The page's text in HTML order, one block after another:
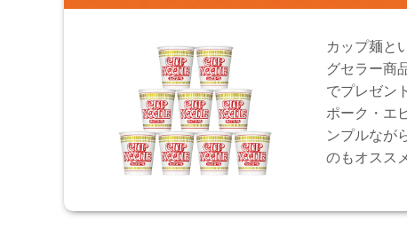
カップ麺と
グセラー商
でプレゼン
ポーク・エ
ンプルなが
のもオスス